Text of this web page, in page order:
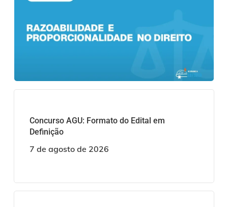
Concurso AGU: Formato do Edital em
Definição
7 de agosto de 2026